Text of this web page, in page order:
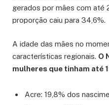
gerados por mães com até
proporção caiu para 34,6%.
A idade das mães no
características regionais. O
mulheres que tinham até
Acre: 19,8% dos